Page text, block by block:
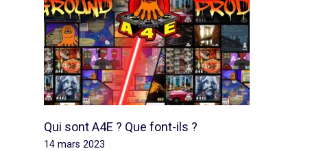
Qui sont A4E ? Que font-ils ?
14 mars 2023